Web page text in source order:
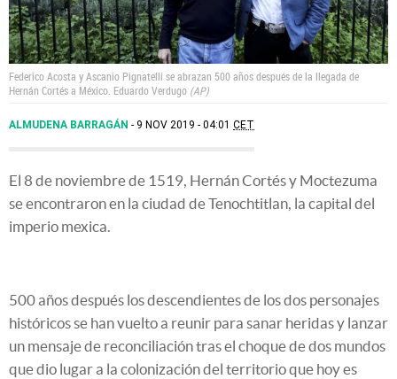
Federico Acosta y Ascanio Pignatelli se abrazan 500 años después de la llegada de
Hernán Cortés a México. Eduardo Verdugo AP
ALMUDENA BARRAGÁN 9 NOV 2019 - 04:01 CET
El 8 de noviembre de 1519, Hernán Cortés y Moctezuma
se encontraron en la ciudad de Tenochtitlan, la capital del
imperio mexica.
500 años después los descendientes de los dos personajes
históricos se han vuelto a reunir para sanar heridas y lanzar
un mensaje de reconciliación tras el choque de dos mundos
que dio lugar a la colonización del territorio que hoy es